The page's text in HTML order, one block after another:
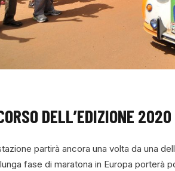
DELL’EDIZIONE 2020
partirà ancora una volta da una
fase di maratona in Europa porterà